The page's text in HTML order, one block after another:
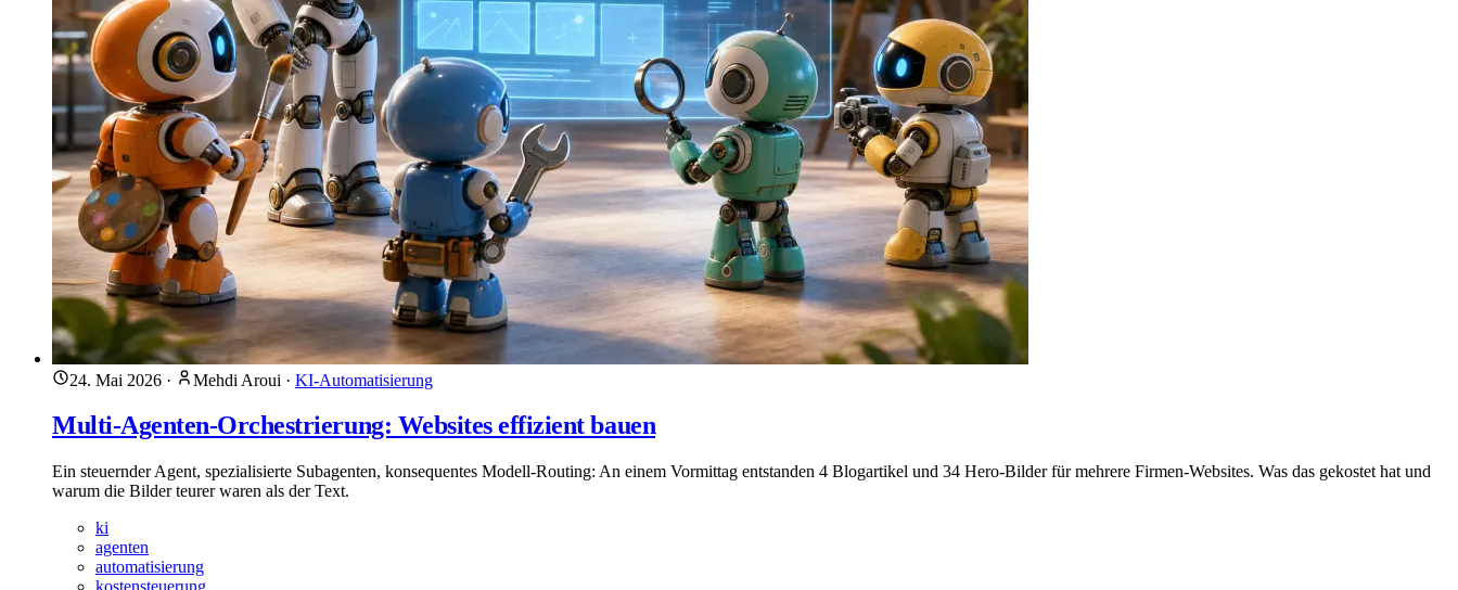
24. Mai 2026 · Mehdi Aroui · KI-Automatisierung
Multi-Agenten-Orchestrierung: Websites effizient bauen
Ein steuernder Agent, spezialisierte Subagenten, konsequentes Modell-Routing: An einem Vormittag entstanden 4 Blogartikel und 34 Hero-Bilder für mehrere Firmen-Websites. Was das gekostet hat und
warum die Bilder teurer waren als der Text.
ki
agenten
automatisierung